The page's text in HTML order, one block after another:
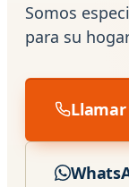
Somos
para su
Llamar